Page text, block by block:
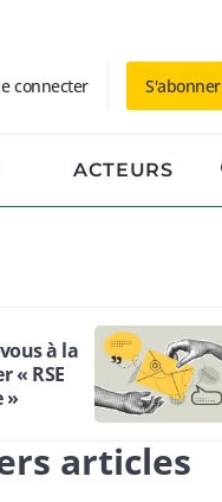
connecter S'abonner
ACTEURS
à la
« RSE
»
articles